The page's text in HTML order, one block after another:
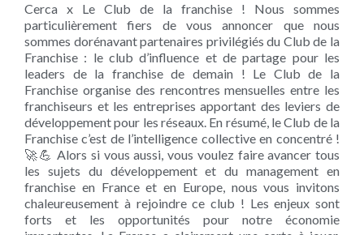
Cerca x Le Club de la franchise ! Nous sommes
particulièrement fiers de vous annoncer que nous
sommes dorénavant partenaires privilégiés du Club de la
Franchise : le club d’influence et de partage pour les
leaders de la franchise de demain ! Le Club de la
Franchise organise des rencontres mensuelles entre les
franchiseurs et les entreprises apportant des leviers de
développement pour les réseaux. En résumé, le Club de la
Franchise c’est de l’intelligence collective en concentré !
🚀💪 Alors si vous aussi, vous voulez faire avancer tous
les sujets du développement et du management en
franchise en France et en Europe, nous vous invitons
chaleureusement à rejoindre ce club ! Les enjeux sont
forts et les opportunités pour notre économie